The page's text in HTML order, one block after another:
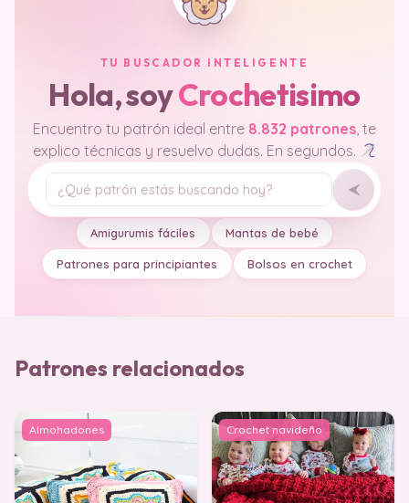
TU BUSCADOR INTELIGENTE
Hola, soyCrochetisimo
Encuentro tu patrón ideal entre 8.832 patrones, te
explico técnicas y resuelvo dudas. En segundos.
Tu pregunta
Amigurumis fáciles Mantas de bebé
Patrones para principiantes Bolsos en crochet
Patrones relacionados
Almohadones Crochet navideño